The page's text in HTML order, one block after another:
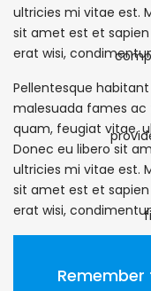
ultricies mi vitae est.
sit amet est et
erat wisi,
Pellentesque
malesuada fames ac
quam, feugiat vitae,
Donec eu libero sit
ultricies mi vitae est.
sit amet est et
erat wisi,